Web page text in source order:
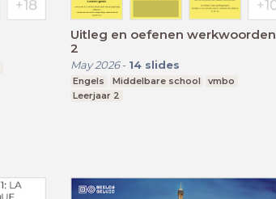
Uitleg en oefenen werkwoorden
2
May 2026- 14 slides
Engels Middelbare school
vmbo
Leerjaar 2